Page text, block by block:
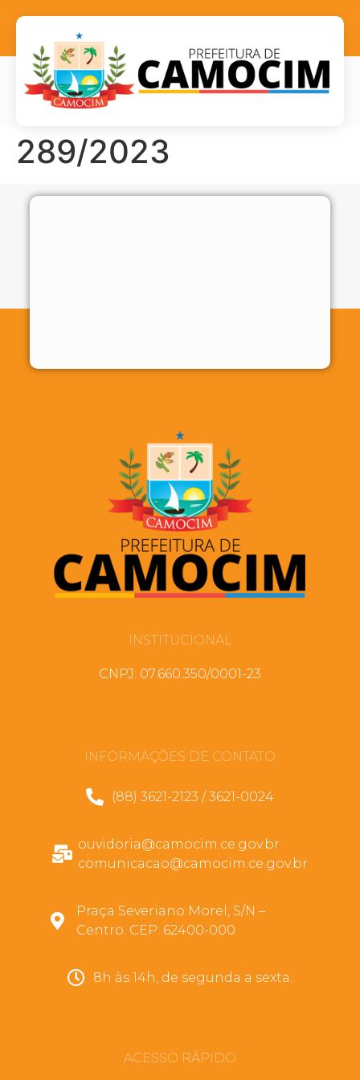
289/2023
INSTITUCIONAL
CNPJ: 07.660.350/0001-23
INFORMAÇÕES DE CONTATO
(88) 3621-2123 / 3621-0024
ouvidoria@camocim.ce.gov.br
comunicacao@camocim.ce.gov.br
Praça Severiano Morel, S/N –
Centro. CEP: 62400-000
8h às 14h, de segunda a sexta.
ACESSO RÁPIDO